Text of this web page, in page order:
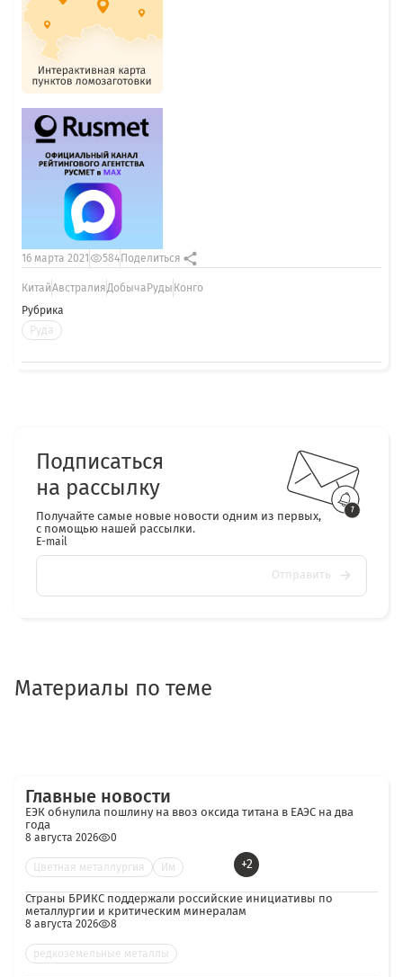
Рубрика
Руда
16 марта 2021 584 Поделиться
КитайАвстралияДобычаРуды Конго
Подписаться
на рассылку
Получайте самые новые новости одним из первых,
с помощью нашей рассылки.
E-mail
Отправить
Материалы по теме
Главные новости
ЕЭК обнулила пошлину на ввоз оксида титана в ЕАЭС на два
года
8 августа 2026 0
Цветная металлургия Им +2
Страны БРИКС поддержали российские инициативы по
металлургии и критическим минералам
8 августа 2026 8
редкоземельные металлы